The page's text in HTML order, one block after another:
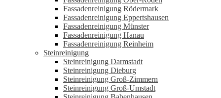
Fassadenreinigung Rödermark
Fassadenreinigung Eppertshausen
Fassadenreinigung Münster
Fassadenreinigung Hanau
Fassadenreinigung Reinheim
Steinreinigung
Steinreinigung Darmstadt
Steinreinigung Dieburg
Steinreinigung Groß-Zimmern
Steinreinigung Groß-Umstadt